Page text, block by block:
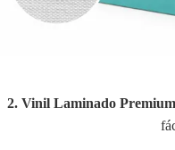
2. Vinil Laminado